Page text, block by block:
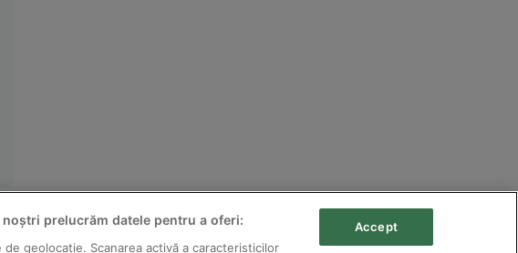
drepturile rezervate.
prelucrăm datele pentru a oferi:
geolocație. Scanarea activă a caracteristicilor
Accept